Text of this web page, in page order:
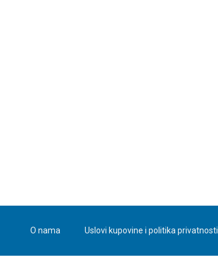
O nama Uslovi kupovine i politika privatnosti